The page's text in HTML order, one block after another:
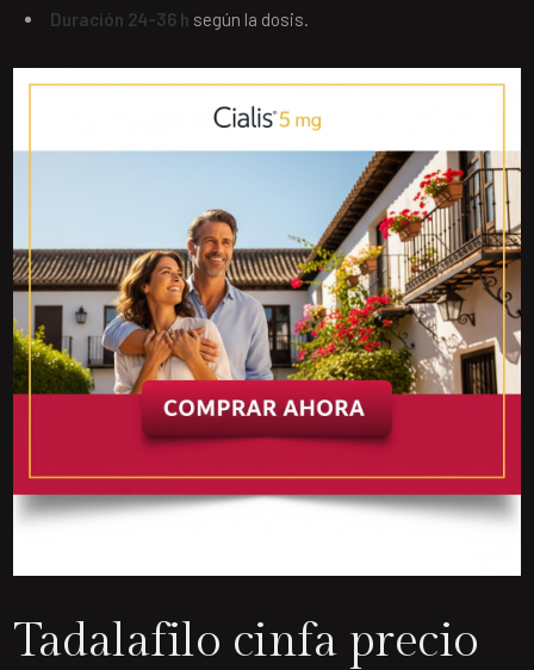
Duración 24-36 h según la dosis.
Tadalafilo cinfa precio